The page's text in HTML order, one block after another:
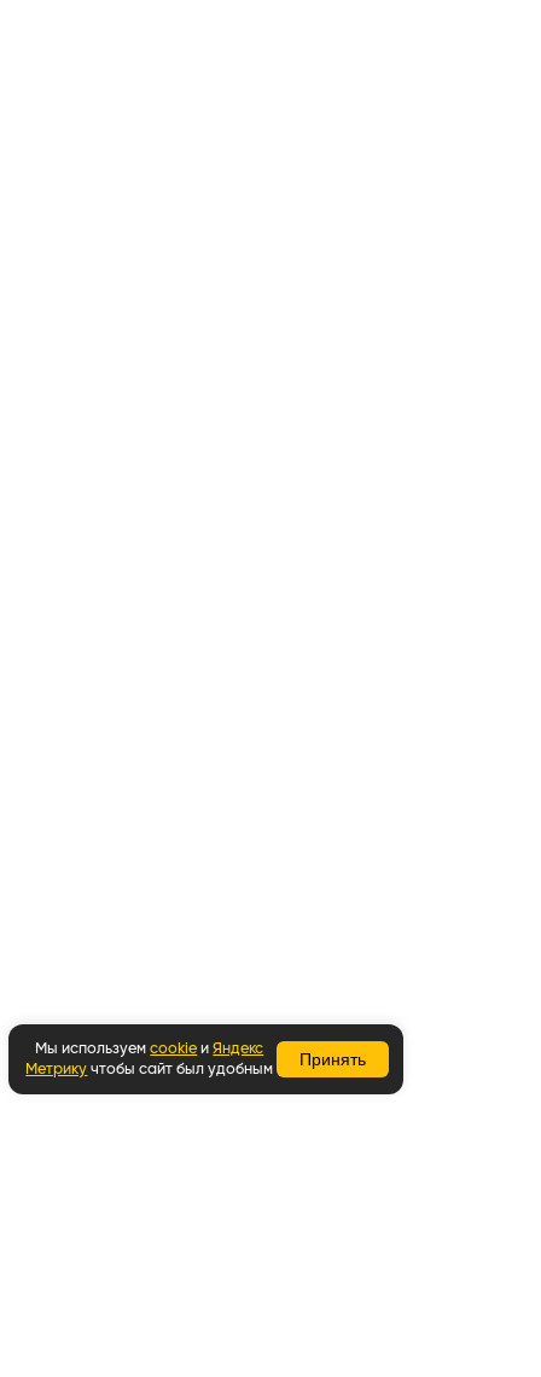
Мы используем cookie и Яндекс
Метрику чтобы сайт был удобным
Принять